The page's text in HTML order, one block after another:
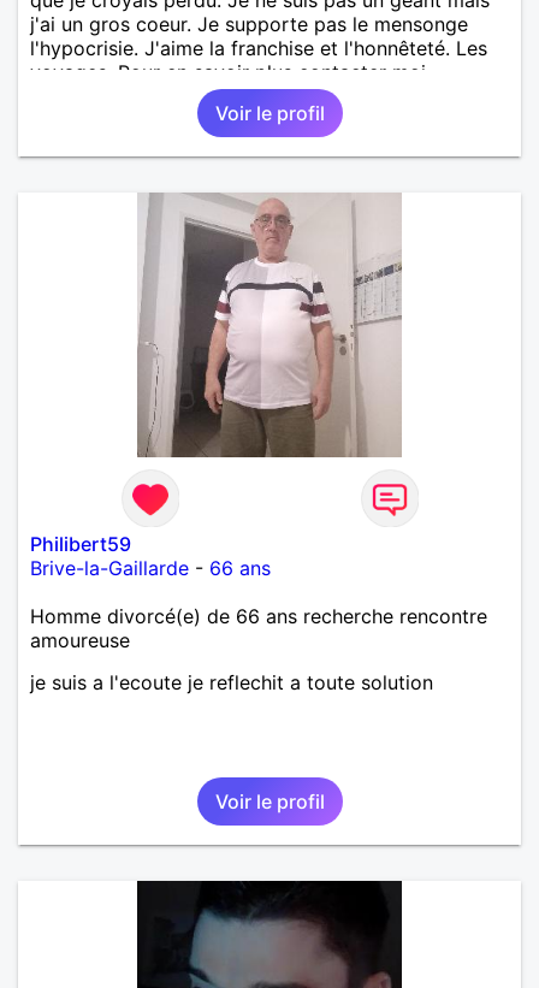
j'ai un gros coeur. Je supporte pas le mensonge
l'hypocrisie. J'aime la franchise et l'honnêteté. Les
voyages. Pour en savoir plus contacter moi.
Voir le profil
Philibert59
Brive-la-Gaillarde - 66 ans
Homme divorcé(e) de 66 ans recherche rencontre
amoureuse
je suis a l'ecoute je reflechit a toute solution
Voir le profil